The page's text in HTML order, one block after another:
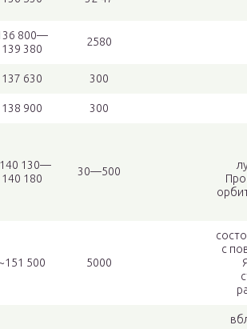
800—
139 380
2580
137 630 300
138 900 300
130—
140 180
30—500
500 5000
с